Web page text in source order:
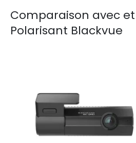
Comparaison avec
Polarisant Blackvue